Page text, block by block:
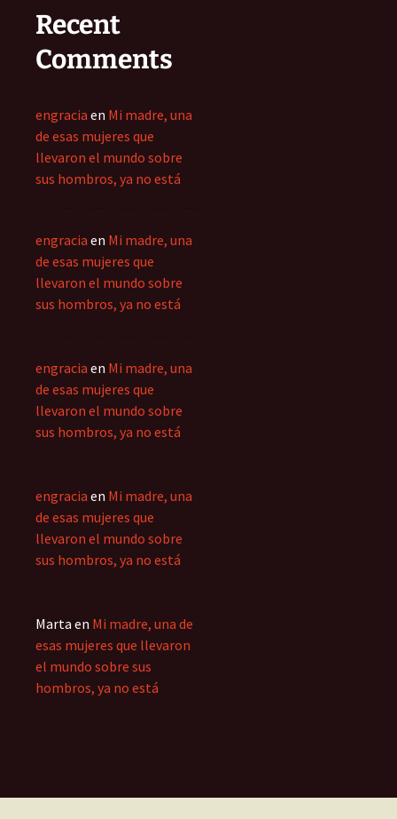
Recent
Comments
engracia en Mi madre, una
de esas mujeres que
llevaron el mundo sobre
sus hombros, ya no está
engracia en Mi madre, una
de esas mujeres que
llevaron el mundo sobre
sus hombros, ya no está
engracia en Mi madre, una
de esas mujeres que
llevaron el mundo sobre
sus hombros, ya no está
engracia en Mi madre, una
de esas mujeres que
llevaron el mundo sobre
sus hombros, ya no está
Marta en Mi madre, una de
esas mujeres que llevaron
el mundo sobre sus
hombros, ya no está